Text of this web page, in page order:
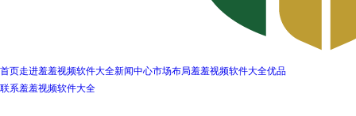
首页走进羞羞视频软件大全新闻中心市场布局羞羞视频软件大全优品
联系羞羞视频软件大全